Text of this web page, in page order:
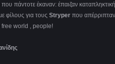
πάντοτε έκαναν: έπαιζαν
φίλους για τους Stryper που
free world , people!